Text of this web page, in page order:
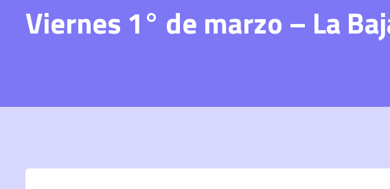
Viernes 1° de marzo – La